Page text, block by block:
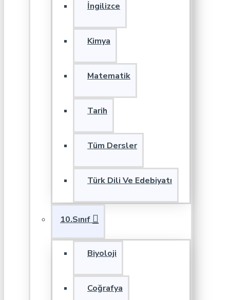
İngilizce
Kimya
Matematik
Tarih
Tüm Dersler
Türk Dili Ve Edebiyatı
10.Sınıf
Biyoloji
Coğrafya